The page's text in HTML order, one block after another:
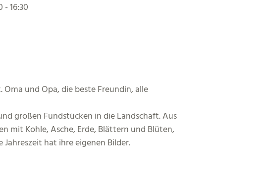
- 16:30
und Opa, die beste Freundin, alle
großen Fundstücken in die Landschaft. Aus
mit Kohle, Asche, Erde, Blättern und Blüten,
hat ihre eigenen Bilder.